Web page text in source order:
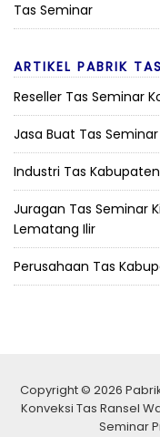
Tas Seminar
ARTIKEL PABRIK
Reseller Tas Seminar
Jasa Buat Tas
Industri Tas
Juragan Tas Seminar
Lematang Ilir
Perusahaan Tas
Copyright © 2026
Konveksi Tas Ransel
Seminar